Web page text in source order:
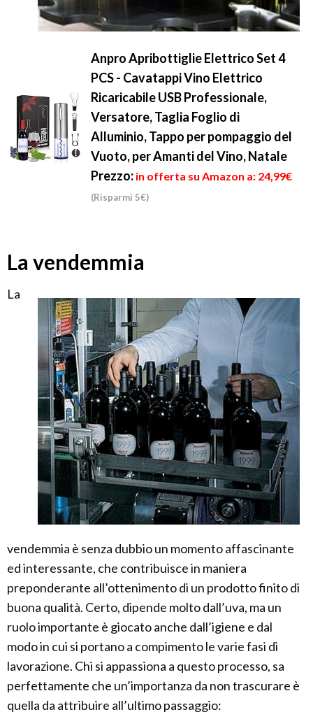
Anpro Apribottiglie Elettrico Set 4
PCS - Cavatappi Vino Elettrico
Ricaricabile USB Professionale,
Versatore, Taglia Foglio di
Alluminio, Tappo per pompaggio del
Vuoto, per Amanti del Vino, Natale
Prezzo: in offerta su Amazon a: 24,99€
(Risparmi 5€)
La vendemmia
La
vendemmia è senza dubbio un momento affascinante
ed interessante, che contribuisce in maniera
preponderante all’ottenimento di un prodotto finito di
buona qualità. Certo, dipende molto dall’uva, ma un
ruolo importante è giocato anche dall’igiene e dal
modo in cui si portano a compimento le varie fasi di
lavorazione. Chi si appassiona a questo processo, sa
perfettamente che un’importanza da non trascurare è
quella da attribuire all’ultimo passaggio: